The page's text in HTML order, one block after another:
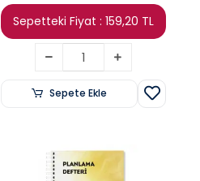
Sepetteki Fiyat : 159,20 TL
Sepete Ekle